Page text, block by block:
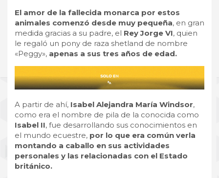
El amor de la fallecida monarca por estos
animales comenzó desde muy pequeña, en gran
medida gracias a su padre, el Rey Jorge VI, quien
le regaló un pony de raza shetland de nombre
«Peggy», apenas a sus tres años de edad.
A partir de ahí, Isabel Alejandra María Windsor,
como era el nombre de pila de la conocida como
Isabel II, fue desarrollando sus conocimientos en
el mundo ecuestre, por lo que era común verla
montando a caballo en sus actividades
personales y las relacionadas con el Estado
británico.